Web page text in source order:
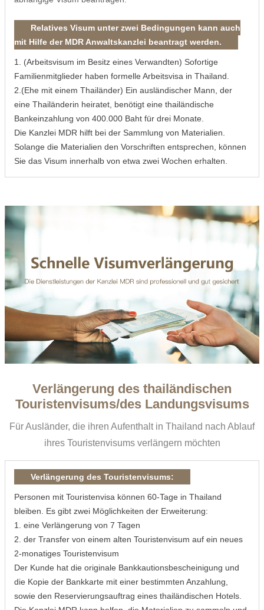
Relatives Visum unter zwei Bedingungen kann auch
mit Hilfe der MDR Anwaltskanzlei beantragt werden.
1. (Arbeitsvisum im Besitz eines Verwandten) Sofortige
Familienmitglieder haben formelle Arbeitsvisa in Thailand.
2.(Ehe mit einem Thailänder) Ein ausländischer Mann, der
eine Thailänderin heiratet, benötigt eine thailändische
Bankeinzahlung von 400.000 Baht für drei Monate.
Die Kanzlei MDR hilft bei der Sammlung von Materialien.
Solange die Materialien den Vorschriften entsprechen, können
Sie das Visum innerhalb von etwa zwei Wochen erhalten.
Verlängerung des thailändischen
Touristenvisums/des Landungsvisums
Für Ausländer, die ihren Aufenthalt in Thailand nach Ablauf
ihres Touristenvisums verlängern möchten
Verlängerung des Touristenvisums:
Personen mit Touristenvisa können 60-Tage in Thailand
bleiben. Es gibt zwei Möglichkeiten der Erweiterung:
1. eine Verlängerung von 7 Tagen
2. der Transfer von einem alten Touristenvisum auf ein neues
2-monatiges Touristenvisum
Der Kunde hat die originale Bankkautionsbescheinigung und
die Kopie der Bankkarte mit einer bestimmten Anzahlung,
sowie den Reservierungsauftrag eines thailändischen Hotels.